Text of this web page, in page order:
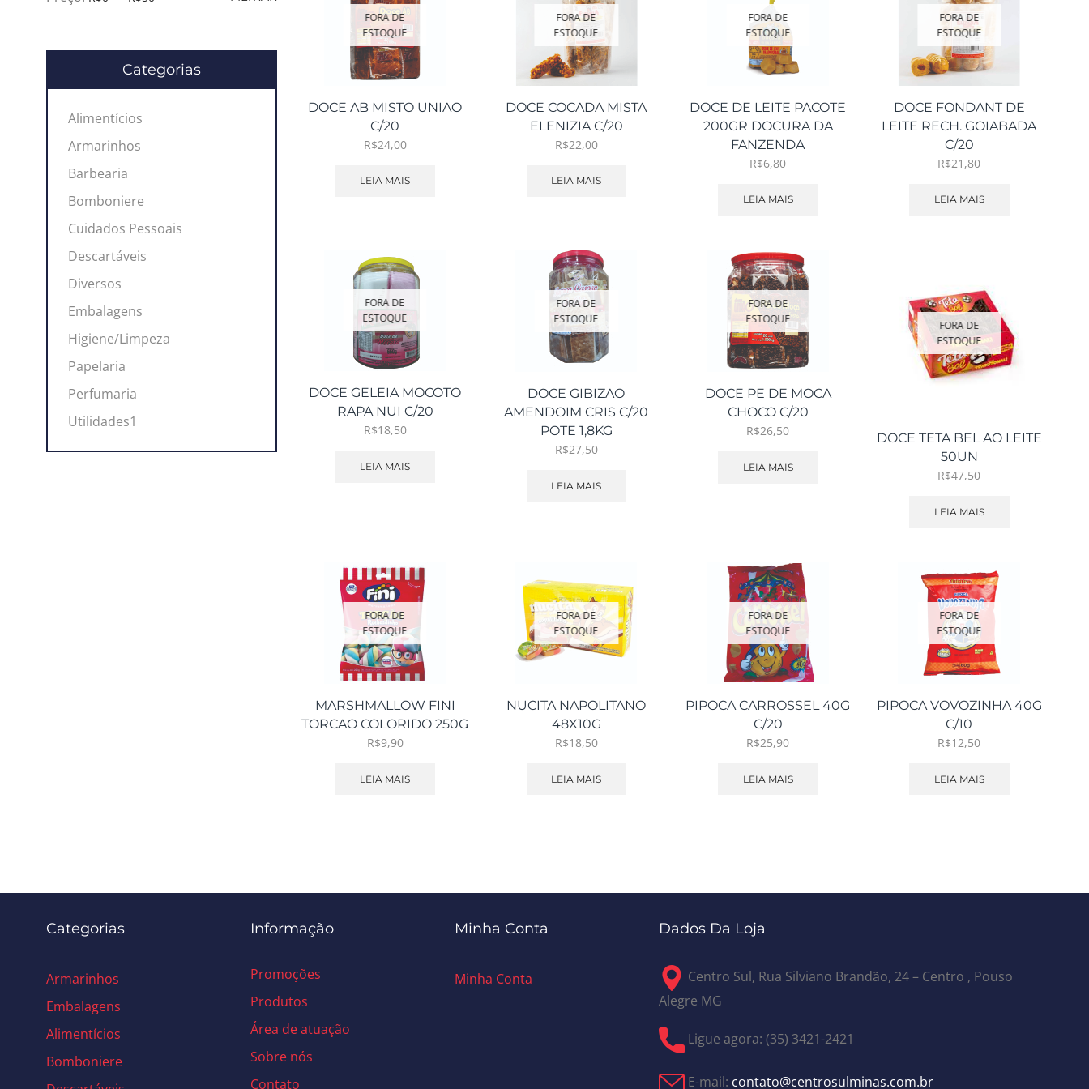
FORA DE
ESTOQUE
DOCE AB MISTO UNIAO
C/20
R$24,00
LEIA MAIS
FORA DE
ESTOQUE
DOCE COCADA MISTA
ELENIZIA C/20
R$22,00
LEIA MAIS
FORA DE
ESTOQUE
DOCE DE LEITE PACOTE
200GR DOCURA DA
FANZENDA
R$6,80
LEIA MAIS
FORA DE
ESTOQUE
DOCE FONDANT DE
LEITE RECH. GOIABADA
C/20
R$21,80
LEIA MAIS
FORA DE
ESTOQUE
DOCE GELEIA MOCOTO
RAPA NUI C/20
R$18,50
LEIA MAIS
FORA DE
ESTOQUE
DOCE GIBIZAO
AMENDOIM CRIS C/20
POTE 1,8KG
R$27,50
LEIA MAIS
FORA DE
ESTOQUE
DOCE PE DE MOCA
CHOCO C/20
R$26,50
LEIA MAIS
FORA DE
ESTOQUE
DOCE TETA BEL AO LEITE
50UN
R$47,50
LEIA MAIS
FORA DE
ESTOQUE
MARSHMALLOW FINI
TORCAO COLORIDO 250G
R$9,90
LEIA MAIS
FORA DE
ESTOQUE
NUCITA NAPOLITANO
48X10G
R$18,50
LEIA MAIS
FORA DE
ESTOQUE
PIPOCA CARROSSEL 40G
C/20
R$25,90
LEIA MAIS
FORA DE
ESTOQUE
PIPOCA VOVOZINHA 40G
C/10
R$12,50
LEIA MAIS
Categorias
Alimentícios
Armarinhos
Barbearia
Bomboniere
Cuidados Pessoais
Descartáveis
Diversos
Embalagens
Higiene/Limpeza
Papelaria
Perfumaria
Utilidades1
Categorias
Armarinhos
Embalagens
Alimentícios
Bomboniere
Informação
Promoções
Produtos
Área de atuação
Sobre nós
Contato
Minha Conta
Minha Conta
Dados Da Loja
Centro Sul, Rua Silviano Brandão, 24 – Centro , Pouso
Alegre MG
Ligue agora: (35) 3421-2421
E-mail: contato@centrosulminas.com.br